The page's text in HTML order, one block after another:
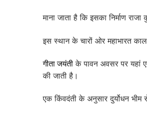
माना जाता है कि इसका निर्माण
इस स्थान के चारों ओर महाभारत
गीता जयंती के पावन अवसर पर यहां
की जाती है।
एक किंवदंती के अनुसार दुर्योधन